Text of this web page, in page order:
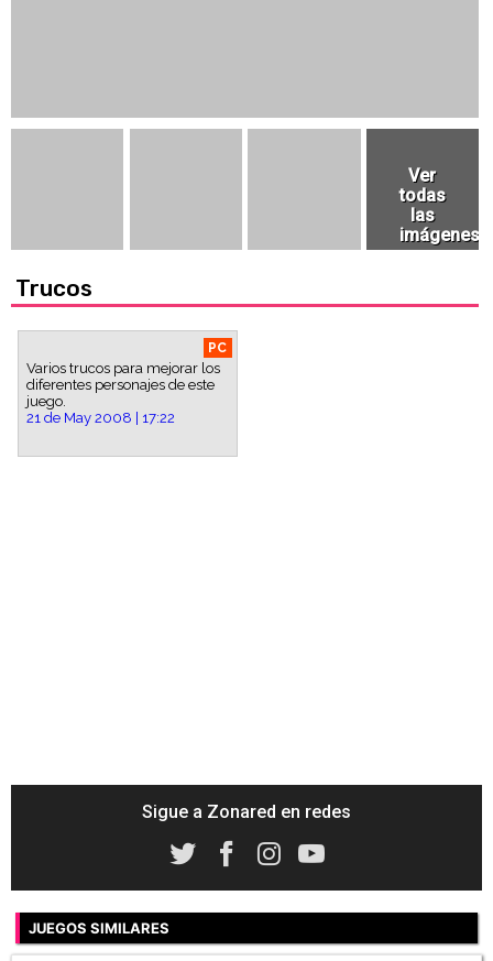
Trucos
PC
Varios trucos para mejorar los
diferentes personajes de este
juego.
21 de May 2008 | 17:22
Sigue a Zonared en redes
JUEGOS SIMILARES